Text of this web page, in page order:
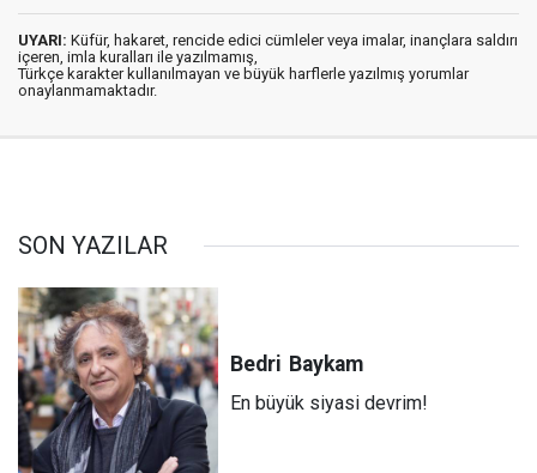
UYARI: Küfür, hakaret, rencide edici cümleler veya imalar, inançlara saldırı
içeren, imla kuralları ile yazılmamış,
Türkçe karakter kullanılmayan ve büyük harflerle yazılmış yorumlar
onaylanmamaktadır.
SON YAZILAR
Bedri Baykam
En büyük siyasi devrim!